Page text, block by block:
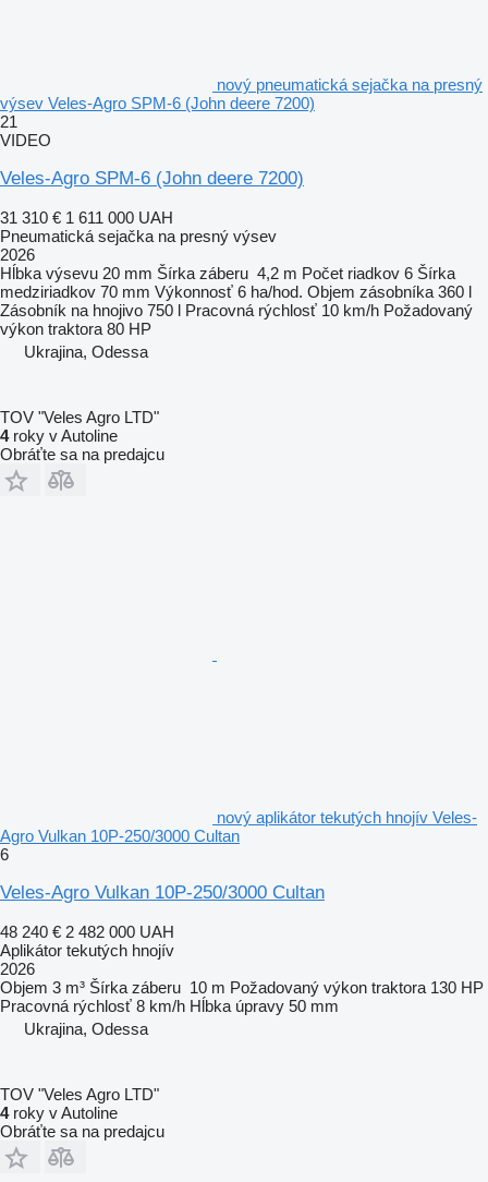
nový pneumatická sejačka na presný
výsev Veles-Agro SPM-6 (John deere 7200)
21
VIDEO
Veles-Agro SPM-6 (John deere 7200)
31 310 € 1 611 000 UAH
Pneumatická sejačka na presný výsev
2026
Hĺbka výsevu 20 mm Šírka záberu 4,2 m Počet riadkov 6 Šírka
medziriadkov 70 mm Výkonnosť 6 ha/hod. Objem zásobníka 360 l
Zásobník na hnojivo 750 l Pracovná rýchlosť 10 km/h Požadovaný
výkon traktora 80 HP
Ukrajina, Odessa
TOV "Veles Agro LTD"
4roky v Autoline
Obráťte sa na predajcu
nový aplikátor tekutých hnojív Veles-
Agro Vulkan 10P-250/3000 Cultan
6
Veles-Agro Vulkan 10P-250/3000 Cultan
48 240 € 2 482 000 UAH
Aplikátor tekutých hnojív
2026
Objem 3 m³ Šírka záberu 10 m Požadovaný výkon traktora 130 HP
Pracovná rýchlosť 8 km/h Hĺbka úpravy 50 mm
Ukrajina, Odessa
TOV "Veles Agro LTD"
4roky v Autoline
Obráťte sa na predajcu